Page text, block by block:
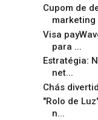
Cupom de
marketing
Visa
para ...
Estratégia:
net...
Chás
"Rolo de
n...